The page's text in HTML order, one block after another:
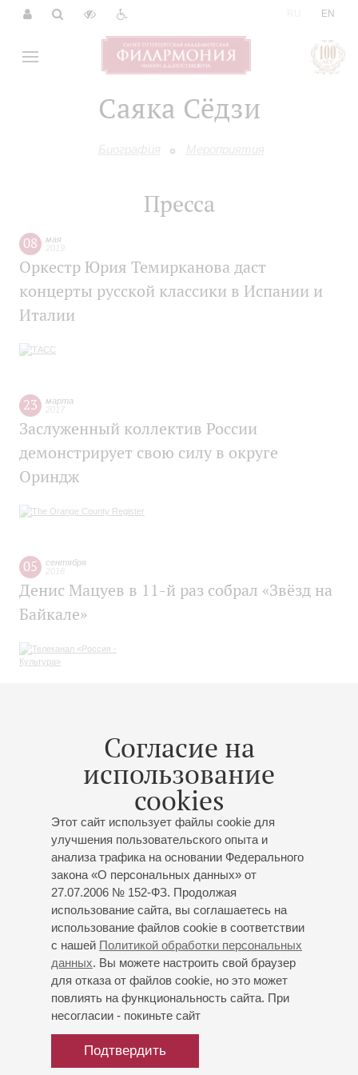
EN
Саяка Сёдзи
Биография Мероприятия
Согласие на
использование
cookies
Этот сайт использует файлы cookie для
улучшения пользовательского опыта и
анализа трафика на основании Федерального
закона «О персональных данных» от
27.07.2006 № 152-ФЗ. Продолжая
использование сайта, вы соглашаетесь на
использование файлов cookie в соответствии
с нашей Политикой обработки персональных
данных. Вы можете настроить свой браузер
для отказа от файлов cookie, но это может
повлиять на функциональность сайта. При
несогласии - покиньте сайт
Подтвердить
Пресса
08
мая
2019
Оркестр Юрия Темирканова даст
концерты русской классики в Испании и
Италии
23
марта
2017
Заслуженный коллектив России
демонстрирует свою силу в округе
Ориндж
05
сентября
Денис Мацуев в 11-й раз собрал «Звёзд на
Байкале»
Мацуев провел в Юрмале первый
фестиваль Amber Live
2016
Денис Мацуев в Юрмале. О фестивале
Amber Live
февраля
2014
Заслуженный коллектив России
сразился со снегом